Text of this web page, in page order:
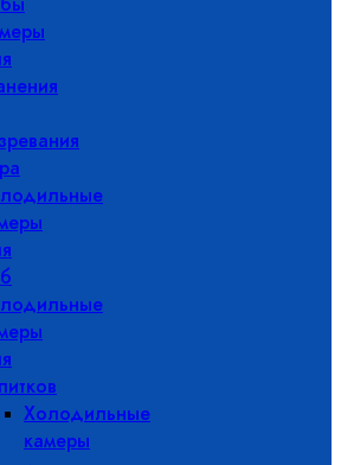
Холодильные
камеры